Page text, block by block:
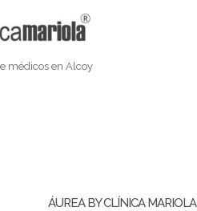
médicos en Alcoy
ÁUREA BY CLÍNICA MARIOLA